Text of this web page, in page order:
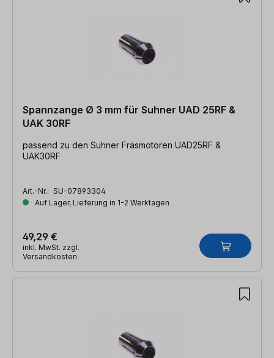
Spannzange Ø 3 mm für Suhner UAD 25RF &
UAK 30RF
passend zu den Suhner Fräsmotoren UAD25RF &
UAK30RF
Art.-Nr.: SU-07893304
Auf Lager, Lieferung in 1-2 Werktagen
49,29 €
inkl. MwSt. zzgl.
Versandkosten